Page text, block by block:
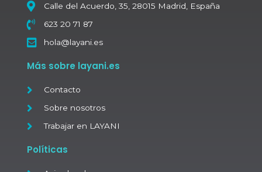
Calle del Acuerdo, 35, 28015 Madrid, España
623 20 71 87
hola@layani.es
Más sobre layani.es
Contacto
Sobre nosotros
Trabajar en LAYANI
Políticas